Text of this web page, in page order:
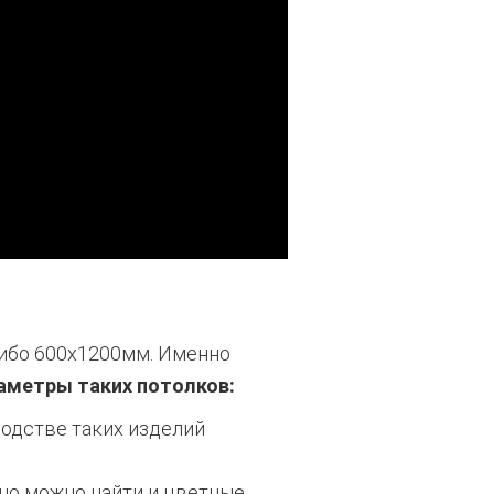
600х1200мм. Именно
таких потолков:
таких изделий